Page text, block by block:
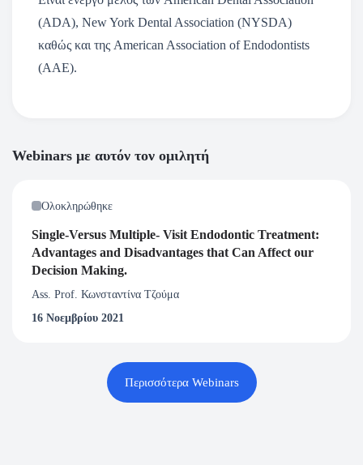
(ADA), New York Dental Association (NYSDA)
καθώς και της American Association of Endodontists
(AAE).
Webinars με αυτόν τον ομιλητή
Ολοκληρώθηκε
Single-Versus Multiple- Visit Endodontic Treatment:
Advantages and Disadvantages that Can Affect our
Decision Making.
Ass. Prof. Κωνσταντίνα Τζούμα
16 Νοεμβρίου 2021
Περισσότερα Webinars